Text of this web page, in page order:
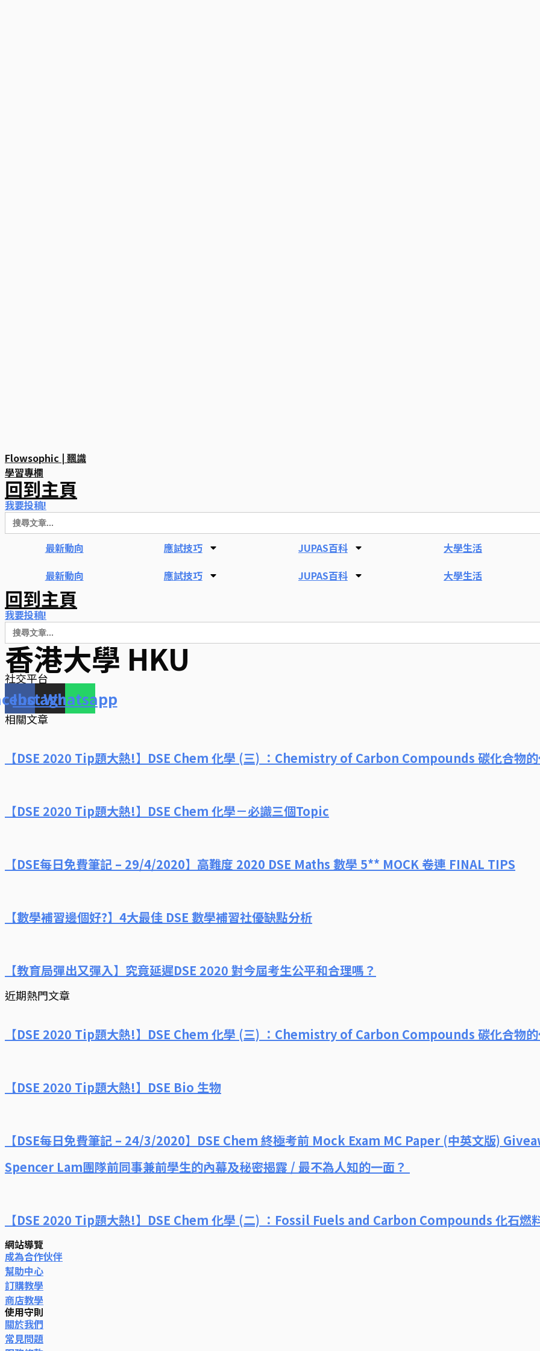
Flowsophic | 飄識
學習專欄
回到主頁
我要投稿!
Search
for:
最新動向
應試技巧 JUPAS百科
大學生活
最新動向
應試技巧 JUPAS百科 大學生活
回到主頁
我要投稿!
Search
for:
香港大學 HKU
社交平台
Instagram
Whatsapp
相關文章
【DSE 2020 Tip題大熱!】DSE Chem 化學 (三) ：Chemistry of Carbon Compounds 碳化合物
【DSE 2020 Tip題大熱!】DSE Chem 化學－必識三個Topic
【DSE每日免費筆記 – 29/4/2020】高難度 2020 DSE Maths 數學 5** MOCK 卷連 FINAL TIPS
【數學補習邊個好?】4大最佳 DSE 數學補習社優缺點分析
【教育局彈出又彈入】究竟延遲DSE 2020 對今屆考生公平和合理嗎？
近期熱門文章
【DSE 2020 Tip題大熱!】DSE Chem 化學 (三) ：Chemistry of Carbon Compounds 碳化合物
【DSE 2020 Tip題大熱!】DSE Bio 生物
【DSE每日免費筆記 – 24/3/2020】DSE Chem 終極考前 Mock Exam MC Paper (中英文版)
Spencer Lam團隊前同事兼前學生的內幕及秘密揭露 / 最不為人知的一面？
【DSE 2020 Tip題大熱!】DSE Chem 化學 (二) ：Fossil Fuels and Carbon Compounds 化石燃
網站導覽
成為合作伙伴
幫助中心
訂購教學
商店教學
使用守則
關於我們
常見問題